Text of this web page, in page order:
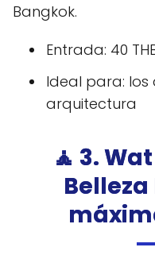
Bangkok.
Entrada: 40
Ideal para: los
arquitectura
🧘 3.
Belleza